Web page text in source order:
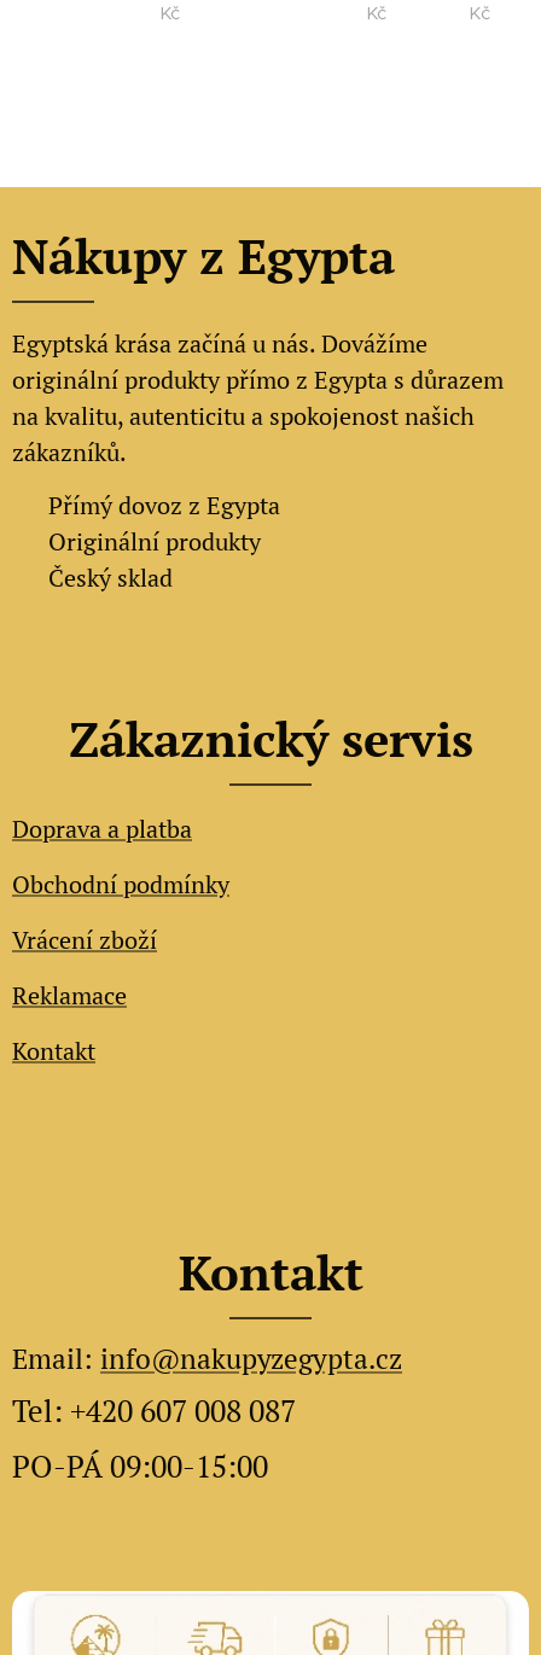
Kč
Kč
Kč
Nákupy z Egypta
Egyptská krása začíná u nás. Dovážíme
originální produkty přímo z Egypta s důrazem
na kvalitu, autenticitu a spokojenost našich
zákazníků.
Přímý dovoz z Egypta
Originální produkty
✔ Český sklad
Zákaznický servis
Doprava a platba
Obchodní podmínky
Vrácení zboží
Reklamace
Kontakt
Kontakt
Email: info@nakupyzegypta.cz
Tel: +420 607 008 087
PO-PÁ 09:00-15:00